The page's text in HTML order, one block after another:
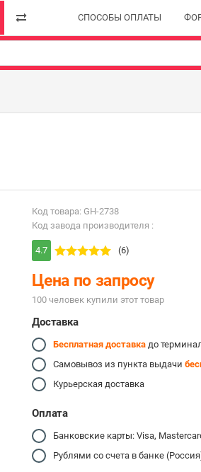
СПОСОБЫ ОПЛАТЫ
Код товара: GH-2738
Код завода производителя :
4.7 (6)
Цена по запросу
100 человек купили этот товар
Доставка
Бесплатная доставка до
Самовывоз из пункта выдачи
Курьерская доставка
Оплата
Банковские карты: Visa,
Рублями со счета в банке